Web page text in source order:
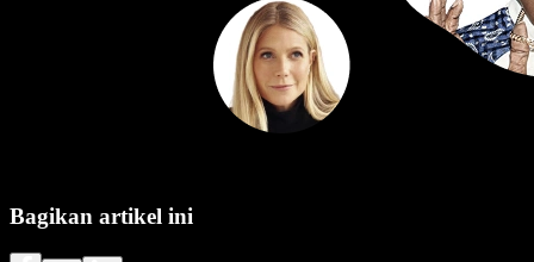
Bagikan artikel ini